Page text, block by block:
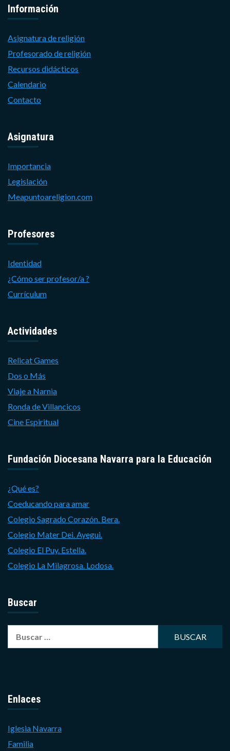
Información
Asignatura de religión
Profesorado de religión
Recursos didácticos
Calendario
Contacto
Asignatura
Importancia
Legislación
Meapuntoareligion.com
Profesores
Identidad
¿Cómo ser profesor/a ?
Currículum
Actividades
Relicat Games
Dos o Más
Viaje a Narnia
Ronda de Villancicos
Cine Espiritual
Fundación Diocesana Navarra para la Educación
¿Qué es?
Coeducando para amar
Colegio Sagrado Corazón. Bera.
Colegio Mater Dei. Ayegui.
Colegio El Puy. Estella.
Colegio La Milagrosa. Lodosa.
Buscar
Enlaces
Iglesia Navarra
Familia